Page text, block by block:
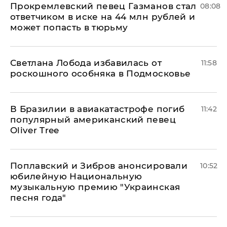
Прокремлевский певец Газманов стал
ответчиком в иске на 44 млн рублей и
может попасть в тюрьму
08:08
Светлана Лобода избавилась от
роскошного особняка в Подмосковье
11:58
В Бразилии в авиакатастрофе погиб
популярный американский певец
Oliver Tree
11:42
Поплавский и Зибров анонсировали
юбилейную Национальную
музыкальную премию "Украинская
песня года"
10:52